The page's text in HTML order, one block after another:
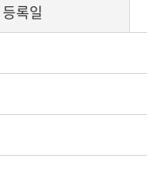
등록일